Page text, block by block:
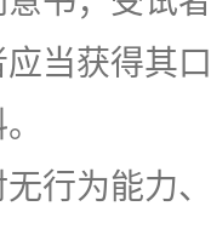
应当获得其
行为能力